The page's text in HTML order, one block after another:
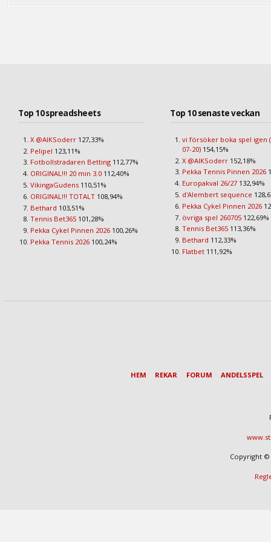
Top 10 spreadsheets
X @AIKSoderr 127,33%
Pelipel 123,11%
Fotbollstradaren Betting 112,77%
ORIGINAL!!! 20 min 3.0 112,40%
VikingaGudens 110,51%
ORIGINAL!!! TOTALT 108,94%
Bethard 103,51%
Tennis Bet365 101,28%
Pekka Cykel Pinnen 2026 100,26%
Pekka Tennis 2026 100,24%
Top 10 senaste veckan
vi försöker boka spel igen
07-20) 154,15%
X @AIKSoderr 152,18%
Pekka Tennis Pinnen 2026
Europakval 26/27 132,94%
d'Alembert sequence
Pekka Cykel Pinnen 2026
övriga spel 260705 122,69%
Tennis Bet365 113,36%
Bethard 112,33%
Flatbet 111,92%
HEM REKAR FORUM ANDELSSPEL
Copyright ©